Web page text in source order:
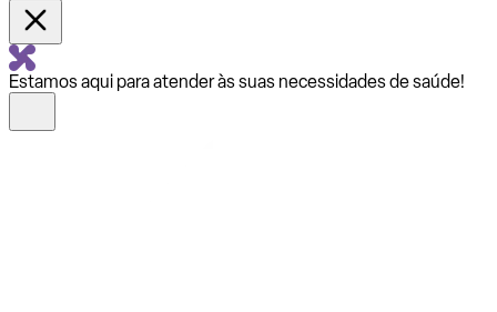
Estamos aqui para atender às suas necessidades de saúde!